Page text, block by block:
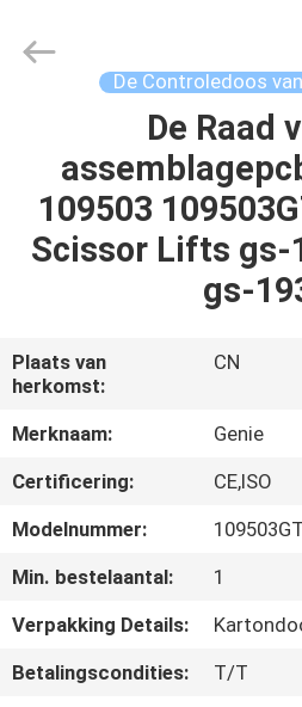
PRODUCTEN
ONGEVEER
ONS
FABRIEKSREIS
CONTACTEER
ONS
Technology
De Controledoos
De Raad
109503
Scissor Lifts gs-
gs-
Plaats van
herkomst:
CN
Merknaam:
Genie
Certificering:
CE,ISO
Modelnummer:
109503GT
Min. bestelaantal:
1
Verpakking Details:
Betalingscondities:
T/T